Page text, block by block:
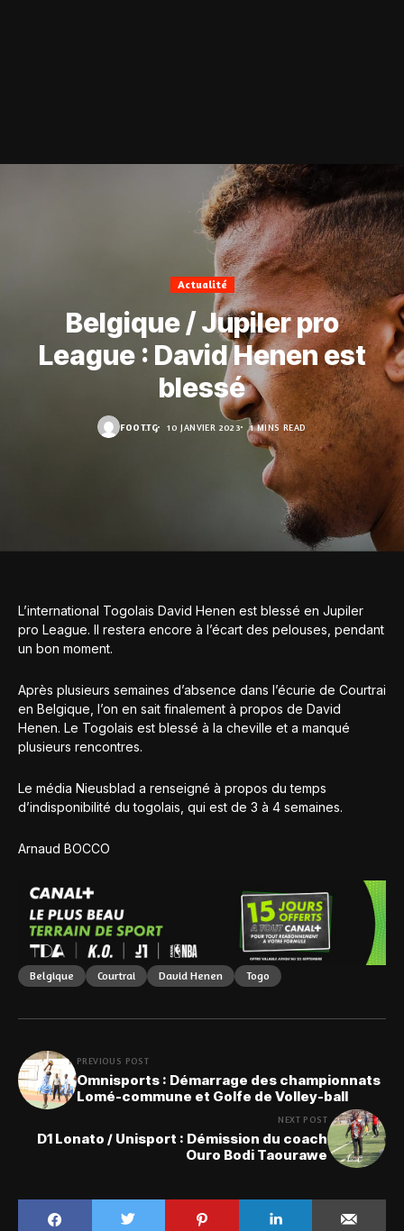
Actualité
Belgique / Jupiler pro
League : David Henen est
blessé
FOOT.TG 10 JANVIER 2023 1 MINS READ
L’international Togolais David Henen est blessé en Jupiler
pro League. Il restera encore à l’écart des pelouses, pendant
un bon moment.
Après plusieurs semaines d’absence dans l’écurie de Courtrai
en Belgique, l’on en sait finalement à propos de David
Henen. Le Togolais est blessé à la cheville et a manqué
plusieurs rencontres.
Le média Nieusblad a renseigné à propos du temps
d’indisponibilité du togolais, qui est de 3 à 4 semaines.
Arnaud BOCCO
Belgique Courtrai David Henen Togo
PREVIOUS POST
Omnisports : Démarrage des championnats
Lomé-commune et Golfe de Volley-ball
NEXT POST
D1 Lonato / Unisport : Démission du coach
Ouro Bodi Taourawe